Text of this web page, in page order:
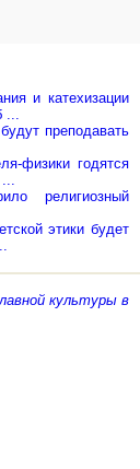
и катехизации
преподавать
физики годятся
религиозный
этики будет
культуры в